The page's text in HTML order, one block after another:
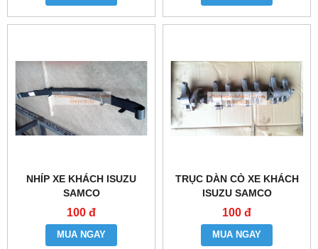
NHÍP XE KHÁCH ISUZU
SAMCO
100 đ
MUA NGAY
TRỤC DÀN CÒ XE KHÁCH
ISUZU SAMCO
100 đ
MUA NGAY